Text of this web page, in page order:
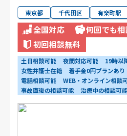
東京都 千代田区 有楽町駅
全国対応
何回でも
初回相談無料
土日相談可能 夜間対応可能 19時以
女性弁護士在籍
着手金0円プランあり
電話相談可能
WEB・オンライン相談
事故直後の相談可能
治療中の相談可能